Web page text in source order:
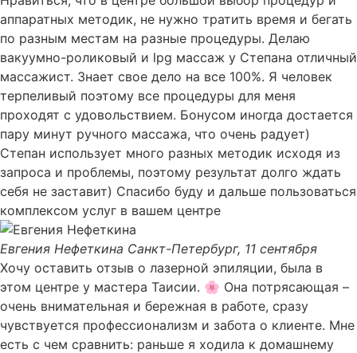
аппаратных методик, не нужно тратить время и бегать
по разным местам на разные процедуры. Делаю
вакуумно-роликовый и lpg массаж у Степана отличный
массажист. Знает свое дело на все 100%. Я человек
терпеливый поэтому все процедуры для меня
проходят с удовольствием. Бонусом иногда достается
пару минут ручного массажа, что очень радует)
Степан использует много разных методик исходя из
запроса и проблемы, поэтому результат долго ждать
себя не заставит) Спасибо буду и дальше пользоваться
комплексом услуг в вашем центре
Евгения Нефеткина Санкт-Петербург, 11 сентября
Хочу оставить отзыв о лазерной эпиляции, была в
этом центре у мастера Таисии. 🌸 Она потрясающая –
очень внимательная и бережная в работе, сразу
чувствуется профессионализм и забота о клиенте. Мне
есть с чем сравнить: раньше я ходила к домашнему